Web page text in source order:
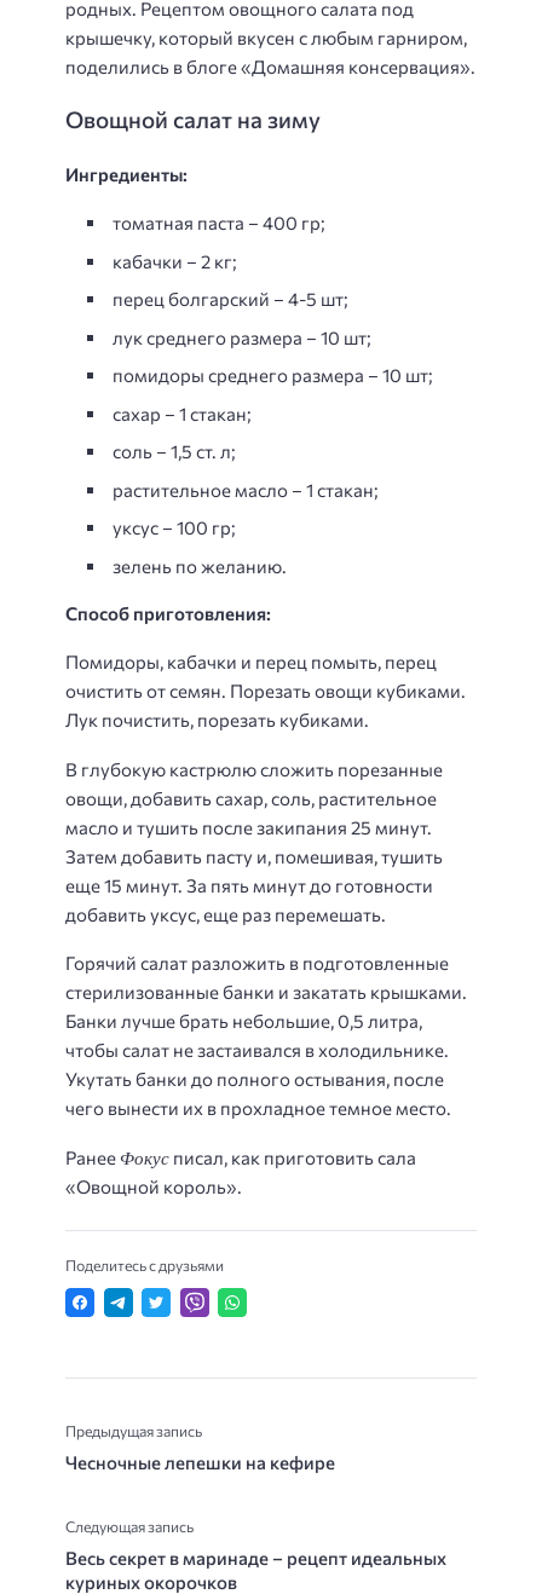
родных. Рецептом овощного салата под
крышечку, который вкусен с любым гарниром,
поделились в блоге «Домашняя консервация».
Овощной салат на зиму
Ингредиенты:
томатная паста – 400 гр;
кабачки – 2 кг;
перец болгарский – 4-5 шт;
лук среднего размера – 10 шт;
помидоры среднего размера – 10 шт;
сахар – 1 стакан;
соль – 1,5 ст. л;
растительное масло – 1 стакан;
уксус – 100 гр;
зелень по желанию.
Способ приготовления:
Помидоры, кабачки и перец помыть, перец
очистить от семян. Порезать овощи кубиками.
Лук почистить, порезать кубиками.
В глубокую кастрюлю сложить порезанные
овощи, добавить сахар, соль, растительное
масло и тушить после закипания 25 минут.
Затем добавить пасту и, помешивая, тушить
еще 15 минут. За пять минут до готовности
добавить уксус, еще раз перемешать.
Горячий салат разложить в подготовленные
стерилизованные банки и закатать крышками.
Банки лучше брать небольшие, 0,5 литра,
чтобы салат не застаивался в холодильнике.
Укутать банки до полного остывания, после
чего вынести их в прохладное темное место.
Ранее Фокус писал, как приготовить сала
«Овощной король».
Поделитесь с друзьями
Предыдущая запись
Чесночные лепешки на кефире
Следующая запись
Весь секрет в маринаде – рецепт идеальных
куриных окорочков